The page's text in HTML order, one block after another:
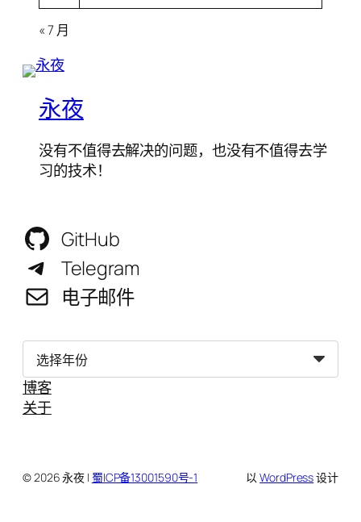
« 7 月
永夜
没有不值得去解决的问题，也没有不值得去学
习的技术！
GitHub
Telegram
电子邮件
归
博客
关于
© 2026 永夜 | 蜀ICP备13001590号-1 以WordPress设计